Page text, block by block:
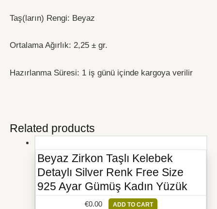
Taş(ların) Rengi: Beyaz
Ortalama Ağırlık: 2,25 ± gr.
Hazırlanma Süresi: 1 iş günü içinde kargoya verilir
Related products
Beyaz Zirkon Taşlı Kelebek
Detaylı Silver Renk Free Size
925 Ayar Gümüş Kadın Yüzük
€0.00 ADD TO CART